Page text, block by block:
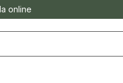
online